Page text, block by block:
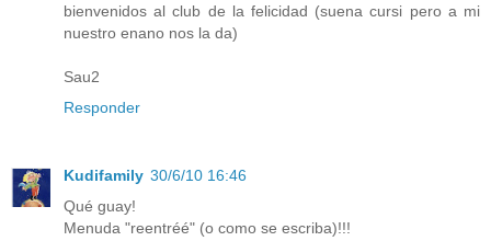
bienvenidos al club de la felicidad (suena cursi pero a mi
nuestro enano nos la da)
Sau2
Responder
Kudifamily 30/6/10 16:46
Qué guay!
Menuda "reentréé" (o como se escriba)!!!